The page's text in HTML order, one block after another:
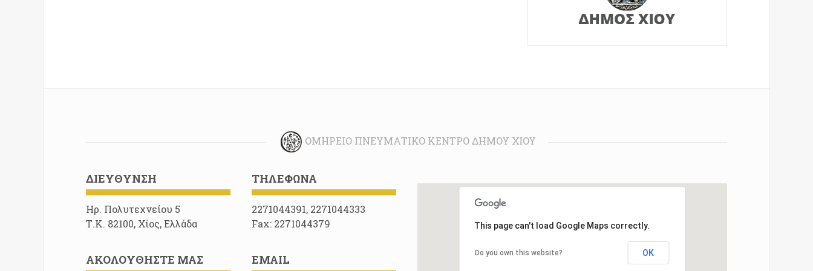
ΟΜΉΡΕΙΟ ΠΝΕΥΜΑΤΙΚΌ ΚΈΝΤΡΟ ΔΉΜΟΥ ΧΊΟΥ
ΔΙΕΎΘΥΝΣΗ
Ηρ. Πολυτεχνείου 5
Τ.Κ. 82100, Χίος, Ελλάδα
ΑΚΟΛΟΥΘΉΣΤΕ ΜΑΣ
ΤΗΛΈΦΩΝΑ
2271044391, 2271044333
Fax: 2271044379
EMAIL
This page can't load Google Maps correctly.
Do you own this website? OK